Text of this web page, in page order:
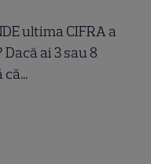
ultima CIFRA a
ai 3 sau 8